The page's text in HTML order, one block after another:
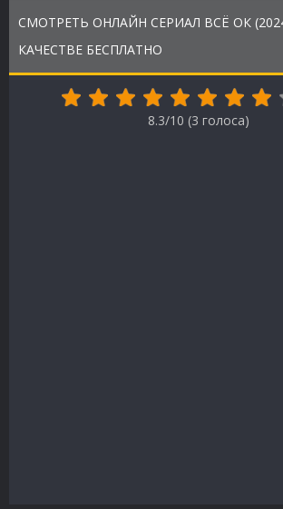
СМОТРЕТЬ ОНЛАЙН СЕРИАЛ ВСЁ ОК
КАЧЕСТВЕ БЕСПЛАТНО
8.3/10 (3 голоса)